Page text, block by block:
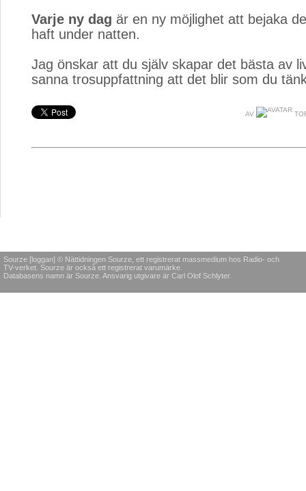
Varje ny dag är en ny möjlighet att bejaka
haft under natten.
Jag önskar att du själv skapar det bästa av
sanna trosuppfattning att det blir som du
AV
Sourze [loggan] © Nättidningen Sourze, ett registrerat massmedium hos Radio- och
TV-verket. Sourze är också ett registrerat varumärke.
Databasens namn är Sourze. Ansvarig utgivare är Carl Olof Schlyter.